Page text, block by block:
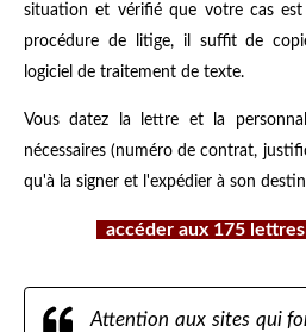
situation et vérifié que votre cas
procédure de litige, il suffit de
logiciel de traitement de texte.
Vous datez la lettre et la
nécessaires (numéro de contrat,
qu'à la signer et l'expédier à son
accéder aux 175
Attention aux sites qui